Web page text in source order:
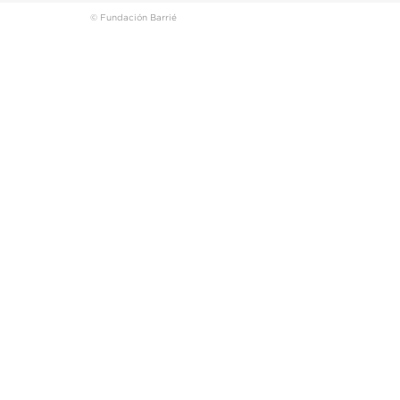
© Fundación Barrié